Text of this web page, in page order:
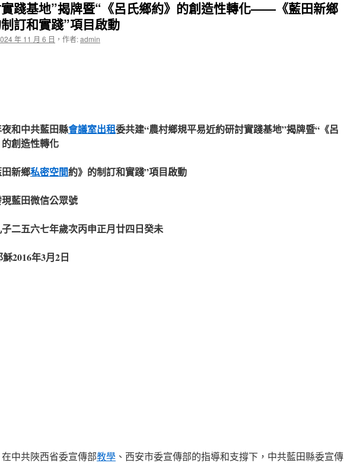
踐基地”揭牌暨“《呂氏鄉約》的創造性轉化——《藍田新鄉
訂和實踐”項目啟動
年 11 月 6 日 ， 作者:admin
和中共藍田縣會議室出租委共建“農村鄉規平易近約研討實踐基地”揭牌暨“《呂
創造性轉化
新鄉私密空間約》的制訂和實踐”項目啟動
藍田微信公眾號
二五六七年歲次丙申正月廿四日癸未
年3月2日
中共陜西省委宣傳部教學 、西安市委宣傳部的指導和支撐下，中共藍田縣委宣傳